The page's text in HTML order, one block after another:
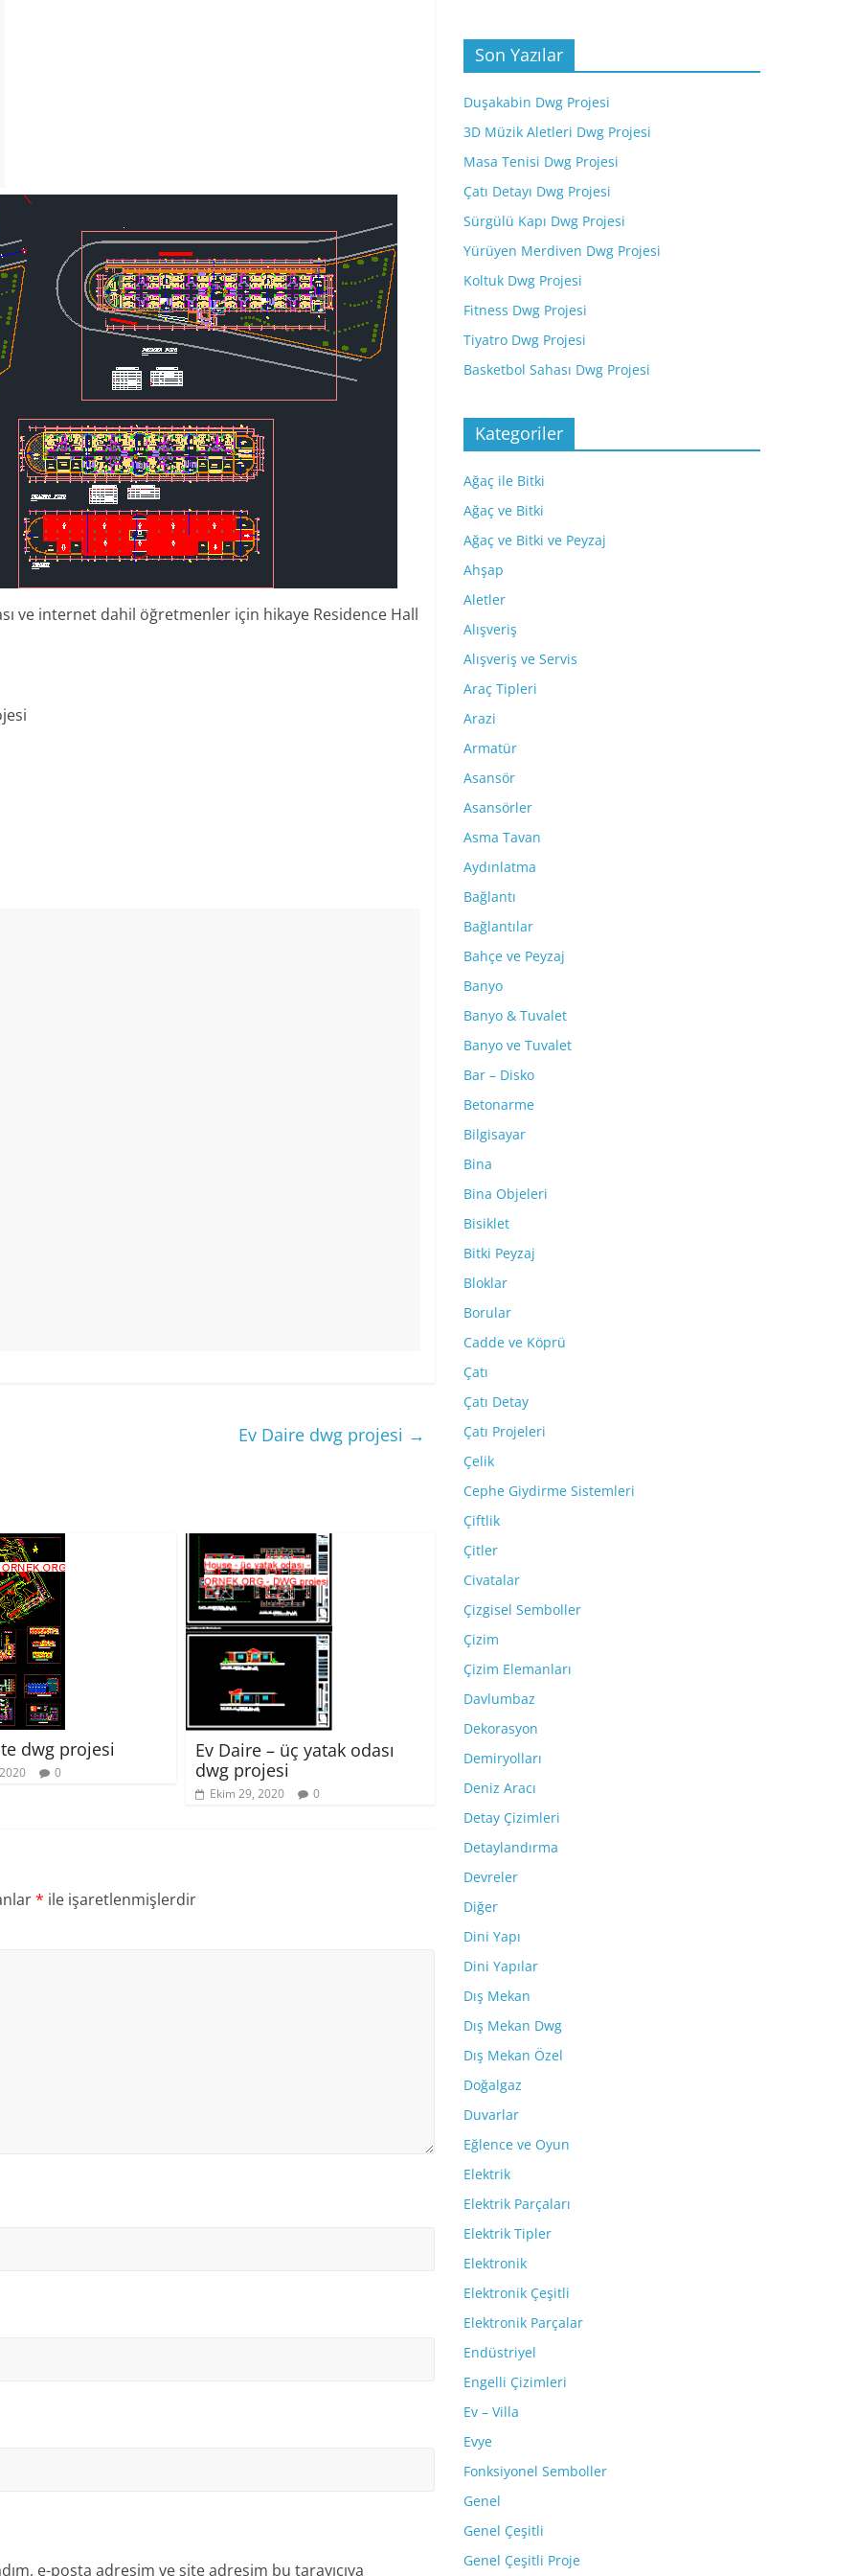
ve internet dahil öğretmenler için hikaye Residence Hall
Ev Daire dwg projesi →
dwg projesi
0
Ev Daire – üç yatak odası
dwg projesi
Ekim 29, 2020 0
* ile işaretlenmişlerdir
e-posta adresim ve site adresim bu tarayıcıya
Son Yazılar
Duşakabin Dwg Projesi
3D Müzik Aletleri Dwg Projesi
Masa Tenisi Dwg Projesi
Çatı Detayı Dwg Projesi
Sürgülü Kapı Dwg Projesi
Yürüyen Merdiven Dwg Projesi
Koltuk Dwg Projesi
Fitness Dwg Projesi
Tiyatro Dwg Projesi
Basketbol Sahası Dwg Projesi
Kategoriler
Ağaç ile Bitki
Ağaç ve Bitki
Ağaç ve Bitki ve Peyzaj
Ahşap
Aletler
Alışveriş
Alışveriş ve Servis
Araç Tipleri
Arazi
Armatür
Asansör
Asansörler
Asma Tavan
Aydınlatma
Bağlantı
Bağlantılar
Bahçe ve Peyzaj
Banyo
Banyo & Tuvalet
Banyo ve Tuvalet
Bar – Disko
Betonarme
Bilgisayar
Bina
Bina Objeleri
Bisiklet
Bitki Peyzaj
Bloklar
Borular
Cadde ve Köprü
Çatı
Çatı Detay
Çatı Projeleri
Çelik
Cephe Giydirme Sistemleri
Çiftlik
Çitler
Civatalar
Çizgisel Semboller
Çizim
Çizim Elemanları
Davlumbaz
Dekorasyon
Demiryolları
Deniz Aracı
Detay Çizimleri
Detaylandırma
Devreler
Diğer
Dini Yapı
Dini Yapılar
Dış Mekan
Dış Mekan Dwg
Dış Mekan Özel
Doğalgaz
Duvarlar
Eğlence ve Oyun
Elektrik
Elektrik Parçaları
Elektrik Tipler
Elektronik
Elektronik Çeşitli
Elektronik Parçalar
Endüstriyel
Engelli Çizimleri
Ev – Villa
Evye
Fonksiyonel Semboller
Genel
Genel Çeşitli
Genel Çeşitli Proje